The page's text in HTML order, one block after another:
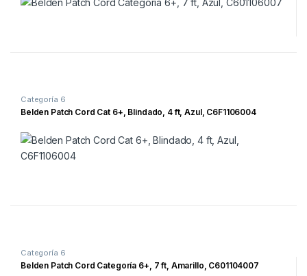
Categoría 6
Belden Patch Cord Cat 6+, Blindado, 4 ft, Azul, C6F1106004
Categoría 6
Belden Patch Cord Categoría 6+, 7 ft, Amarillo, C601104007